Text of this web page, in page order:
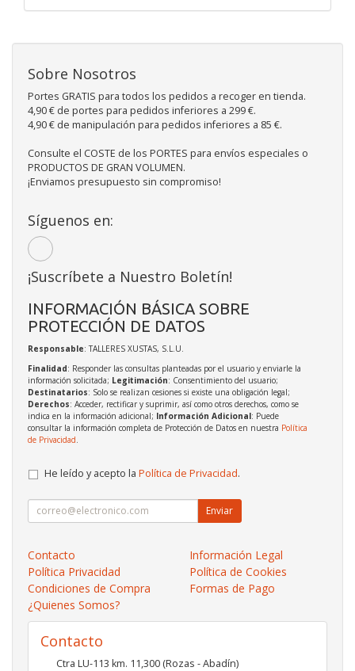
Sobre Nosotros
Portes GRATIS para todos los pedidos a recoger en tienda.
4,90 € de portes para pedidos inferiores a 299 €.
4,90 € de manipulación para pedidos inferiores a 85 €.
Consulte el COSTE de los PORTES para envíos especiales o
PRODUCTOS DE GRAN VOLUMEN.
¡Enviamos presupuesto sin compromiso!
Síguenos en:
¡Suscríbete a Nuestro Boletín!
INFORMACIÓN BÁSICA SOBRE
PROTECCIÓN DE DATOS
Responsable: TALLERES XUSTAS, S.L.U.
Finalidad: Responder las consultas planteadas por el usuario y enviarle la
información solicitada; Legitimación: Consentimiento del usuario;
Destinatarios: Solo se realizan cesiones si existe una obligación legal;
Derechos: Acceder, rectificar y suprimir, así como otros derechos, como se
indica en la información adicional; Información Adicional: Puede
consultar la información completa de Protección de Datos en nuestra Política
de Privacidad
He leído y acepto la Política de Privacidad.
Enviar
Contacto
Información Legal
Política Privacidad
Política de Cookies
Condiciones de Compra
Formas de Pago
¿Quienes Somos?
Contacto
Ctra LU-113 km. 11,300 (Rozas - Abadín)